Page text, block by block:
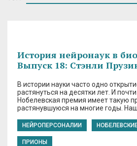
История нейронаук в
Выпуск 18: Стэнли
В истории науки часто одно
растянуться на десятки лет. И
Нобелевская премия имеет такую
растянувшуюся на многие годы. Наш
НЕЙРОПЕРСОНАЛИИ
ПРИОНЫ